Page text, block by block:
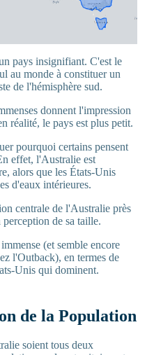
pays insignifiant. C'est le
au monde à constituer un
de l'hémisphère sud.
donnent l'impression
réalité, le pays est plus petit.
pourquoi certains pensent
effet, l'Australie est
alors que les États-Unis
d'eaux intérieures.
centrale de l'Australie près
de sa taille.
(et semble encore
l'Outback), en termes de
Unis qui dominent.
de la Population
soient tous deux